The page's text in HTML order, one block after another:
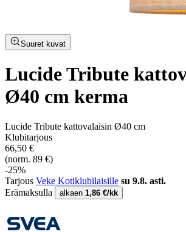
Suuret kuvat
Lucide Tribute
Ø40 cm kerma
Lucide Tribute kattovalaisin Ø40 cm
Klubitarjous
66,50 €
(norm. 89 €)
-25%
Tarjous Veke Kotiklubilaisille su 9.8. asti.
Erämaksulla
alkaen 1,86 €/kk